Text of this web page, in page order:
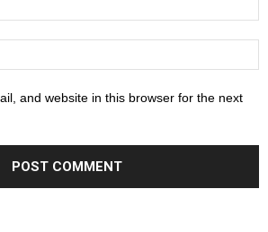
and website in this browser for the next